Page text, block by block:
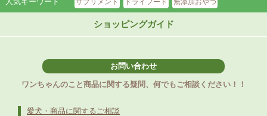
サプリメント ドライフード 無添加おやつ
ショッピングガイド
お問い合わせ
ワンちゃんのこと商品に関する疑問、何でもご相談ください！！
愛犬・商品に関するご相談